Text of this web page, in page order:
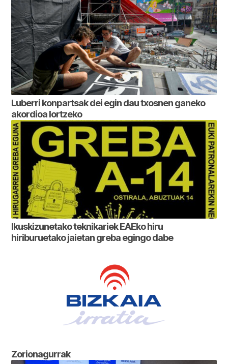
Luberri konpartsak dei egin dau txosnen ganeko
akordioa lortzeko
Ikuskizunetako teknikariek EAEko hiru
hiriburuetako jaietan greba egingo dabe
Zorionagurrak